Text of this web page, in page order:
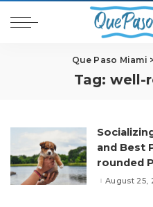
Que Paso Miami
Tag: well-
and Best
rounded
August 25,